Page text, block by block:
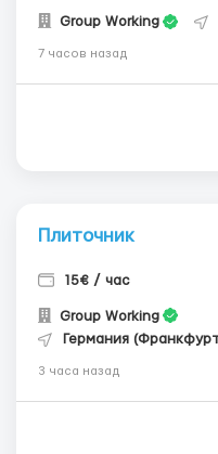
Group Working
7 часов назад
Плиточник
15€ / час
Group Working
Германия
3 часа назад